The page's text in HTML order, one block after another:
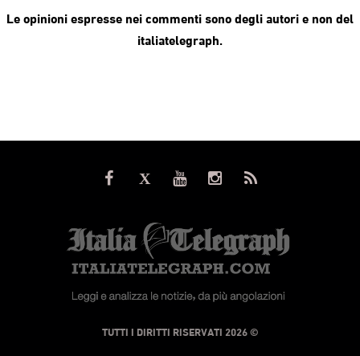
Le opinioni espresse nei commenti sono degli autori e non del
italiatelegraph.
© TUTTI I DIRITTI RISERVATI 2026